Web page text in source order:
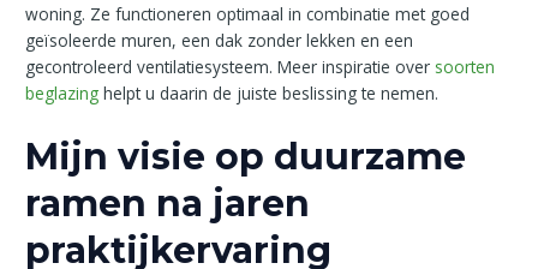
woning. Ze functioneren optimaal in combinatie met goed
geïsoleerde muren, een dak zonder lekken en een
gecontroleerd ventilatiesysteem. Meer inspiratie over soorten
beglazing helpt u daarin de juiste beslissing te nemen.
Mijn visie op duurzame
ramen na jaren
praktijkervaring